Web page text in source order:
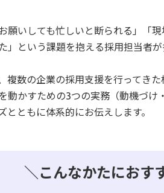
願いしても忙しいと断られる」「
」という課題を抱える採用担当者が
複数の企業の採用支援を行ってき
動かすための3つの実務（動機づけ
とともに体系的にお伝えします。
＼こんなかたにおす